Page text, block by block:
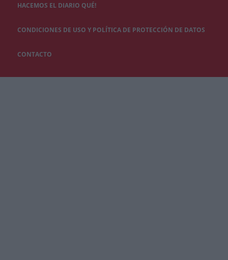
HACEMOS EL DIARIO QUÉ!
CONDICIONES DE USO Y POLÍTICA DE PROTECCIÓN DE DATOS
CONTACTO